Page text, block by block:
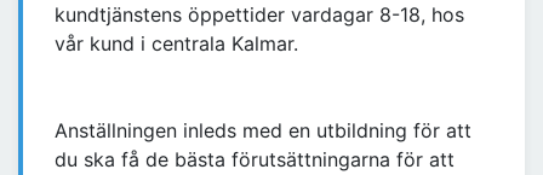
kundtjänstens öppettider vardagar 8-18, hos
vår kund i centrala Kalmar.
Anställningen inleds med en utbildning för att
du ska få de bästa förutsättningarna för att